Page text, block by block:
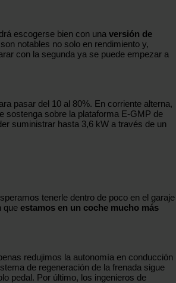
escogerse bien con una versión de
notables no solo en rendimiento y,
con la segunda ya se puede empezar a
pasar del 10 al 80%. En corriente alterna,
sostenga sobre la plataforma E-GMP de
suministrar hasta 3,6 kW a través de un
tenerle dentro de poco en el garaje
que estamos en un coche mucho más
redujimos la autonomía en conducción
de regeneración de la frenada sigue
pedal. Por último, los ingenieros de